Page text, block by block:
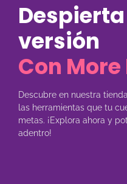
versión
Con
Descubre en nuestra
las herramientas que tu
metas. ¡Explora ahora y
adentro!